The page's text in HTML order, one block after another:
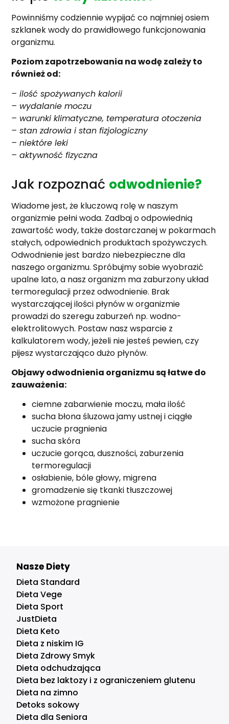
Powinniśmy codziennie wypijać co najmniej osiem
szklanek wody do prawidłowego funkcjonowania
organizmu.
Poziom zapotrzebowania na wodę zależy to
również od:
– ilość spożywanych kalorii
– wydalanie moczu
– warunki klimatyczne, temperatura otoczenia
– stan zdrowia i stan fizjologiczny
– niektóre leki
– aktywność fizyczna
Jak rozpoznać odwodnienie?
Wiadome jest, że kluczową rolę w naszym
organizmie pełni woda. Zadbaj o odpowiednią
zawartość wody, także dostarczanej w pokarmach
stałych, odpowiednich produktach spożywczych.
Odwodnienie jest bardzo niebezpieczne dla
naszego organizmu. Spróbujmy sobie wyobrazić
upalne lato, a nasz organizm ma zaburzony układ
termoregulacji przez odwodnienie. Brak
wystarczającej ilości płynów w organizmie
prowadzi do szeregu zaburzeń np. wodno-
elektrolitowych. Postaw nasz wsparcie z
kalkulatorem wody, jeżeli nie jesteś pewien, czy
pijesz wystarczająco dużo płynów.
Objawy odwodnienia organizmu są łatwe do
zauważenia:
ciemne zabarwienie moczu, mała ilość
sucha błona śluzowa jamy ustnej i ciągłe
uczucie pragnienia
sucha skóra
uczucie gorąca, duszności, zaburzenia
termoregulacji
osłabienie, bóle głowy, migrena
gromadzenie się tkanki tłuszczowej
wzmożone pragnienie
Nasze Diety
Dieta Standard
Dieta Vege
Dieta Sport
JustDieta
Dieta Keto
Dieta z niskim IG
Dieta Zdrowy Smyk
Dieta odchudzająca
Dieta bez laktozy i z ograniczeniem glutenu
Dieta na zimno
Detoks sokowy
Dieta dla Seniora